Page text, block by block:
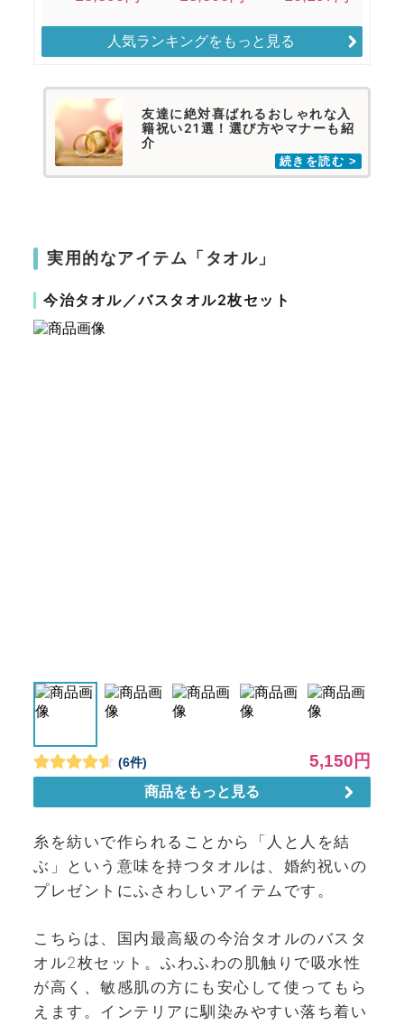
人気ランキングをもっと見る
友達に絶対喜ばれるおしゃれな入
籍祝い21選！選び方やマナーも紹
介
実用的なアイテム「タオル」
今治タオル／バスタオル2枚セット
糸を紡いで作られることから「人と人を結
ぶ」という意味を持つタオルは、婚約祝いの
プレゼントにふさわしいアイテムです。
こちらは、国内最高級の今治タオルのバスタ
オル2枚セット。ふわふわの肌触りで吸水性
が高く、敏感肌の方にも安心して使ってもら
えます。インテリアに馴染みやすい落ち着い